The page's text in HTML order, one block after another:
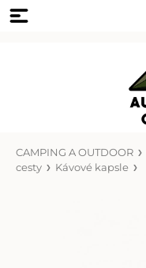
CAMPING A OUTDOOR
cesty
Kávové kapsle